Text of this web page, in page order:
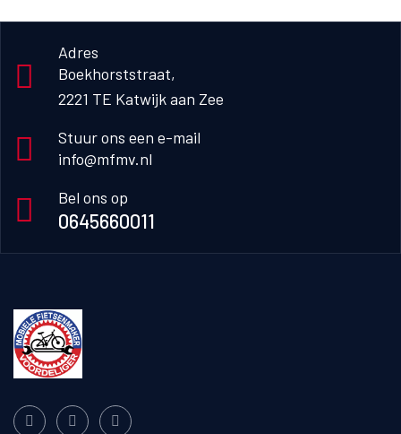
Adres
Boekhorststraat,
2221 TE Katwijk aan Zee
Stuur ons een e-mail
info@mfmv.nl
Bel ons op
0645660011